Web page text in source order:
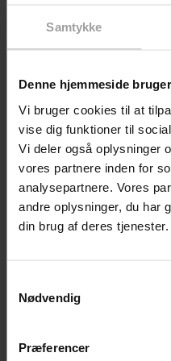
Samtykke
Denne hjemmeside
Vi bruger cookies til at
vise dig funktioner til
Vi deler også oplysninger
vores partnere inden for
analysepartnere. Vores
andre oplysninger, du har
din brug af deres tjenester.
Nødvendig
Præferencer
ForrigeBegivenheder
I dag
NæsteBegivenheder
Abonner på kalender